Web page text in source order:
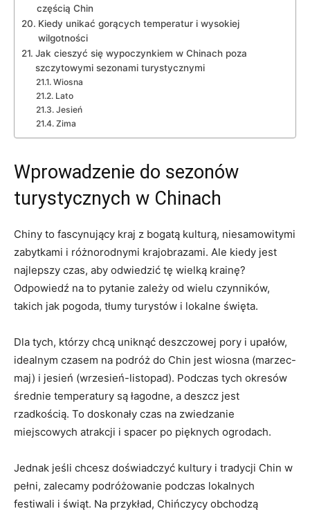
częścią​ Chin
Kiedy unikać gorących temperatur‍ i wysokiej​
wilgotności
Jak cieszyć się wypoczynkiem w Chinach poza
⁤szczytowymi ⁢sezonami turystycznymi
Wiosna
Lato
Jesień
Zima
Wprowadzenie do sezonów
turystycznych w Chinach
Chiny ‌to fascynujący kraj z bogatą kulturą,‍ niesamowitymi
zabytkami i różnorodnymi⁤ krajobrazami. Ale kiedy jest
najlepszy ⁤czas, aby odwiedzić tę​ wielką krainę?
Odpowiedź na ⁣to‌ pytanie zależy od ​wielu ⁤czynników,
takich⁤ jak ‍pogoda, ⁤tłumy turystów i lokalne‍ święta.
Dla tych, którzy chcą⁢ uniknąć deszczowej pory i upałów,
idealnym czasem na podróż do Chin ⁤jest wiosna⁣ (marzec-
maj) ‌i jesień (wrzesień-listopad). Podczas tych ​okresów‌
średnie temperatury ‍są łagodne, a ⁤deszcz ‍jest
rzadkością. To​ doskonały czas‌ na zwiedzanie
miejscowych ⁢atrakcji i spacer po pięknych ogrodach.
Jednak jeśli chcesz⁢ doświadczyć kultury i tradycji ⁢Chin w
pełni, ⁣zalecamy podróżowanie​ podczas lokalnych
festiwali i świąt. Na przykład,⁤ Chińczycy obchodzą